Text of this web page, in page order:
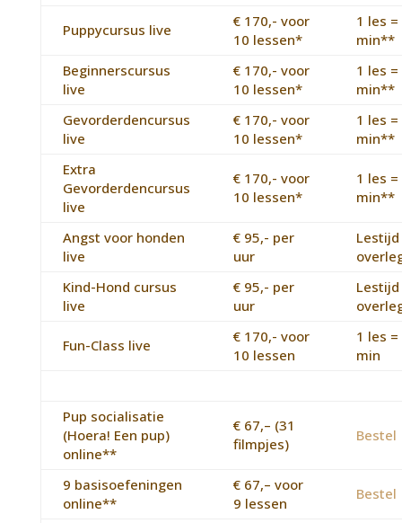
Puppycursus live
€ 170,- voor
10 lessen*
1 les =
min**
Beginnerscursus
live
€ 170,- voor
10 lessen*
1 les =
min**
Gevorderdencursus
live
€ 170,- voor
10 lessen*
1 les =
min**
Extra
Gevorderdencursus
live
€ 170,- voor
10 lessen*
1 les =
min**
Angst voor honden
live
€ 95,- per
uur
Kind-Hond cursus
live
€ 95,- per
uur
Fun-Class live
€ 170,- voor
10 lessen
1 les =
min
Pup socialisatie
(Hoera! Een pup)
online**
€ 67,– (31
filmpjes)
Bestel
9 basisoefeningen
online**
€ 67,– voor
9 lessen
Bestel